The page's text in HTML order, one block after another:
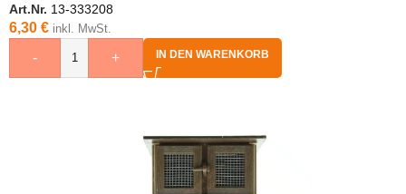
Art.Nr. 13-333208
6,30 € inkl. MwSt.
- + IN DEN WARENKORB